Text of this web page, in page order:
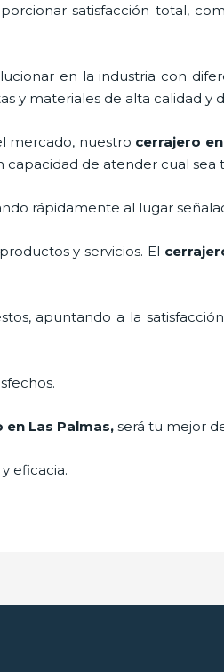
satisfacción total,
en la industria con
y materiales de alta calidad y
mercado, nuestro cerrajero
de atender cual sea
rápidamente al lugar
y servicios. El
apuntando a la
en Las Palmas,será tu mejor
eficacia.